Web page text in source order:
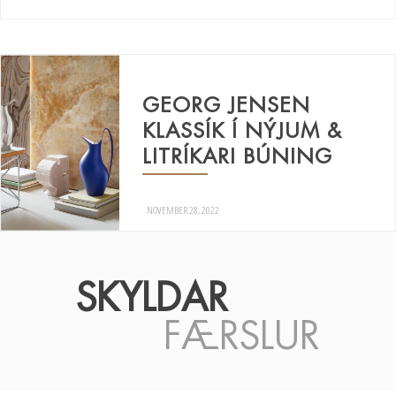
GEORG JENSEN
KLASSÍK Í NÝJUM &
LITRÍKARI BÚNING
NOVEMBER 28, 2022
SKYLDAR
FÆRSLUR